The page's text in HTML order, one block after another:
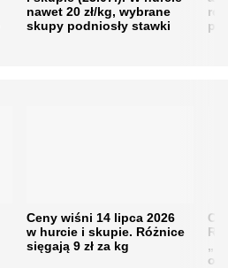
nawet 20 zł/kg, wybrane
skupy podniosły stawki
Ceny wiśni 14 lipca 2026
w hurcie i skupie. Różnice
sięgają 9 zł za kg